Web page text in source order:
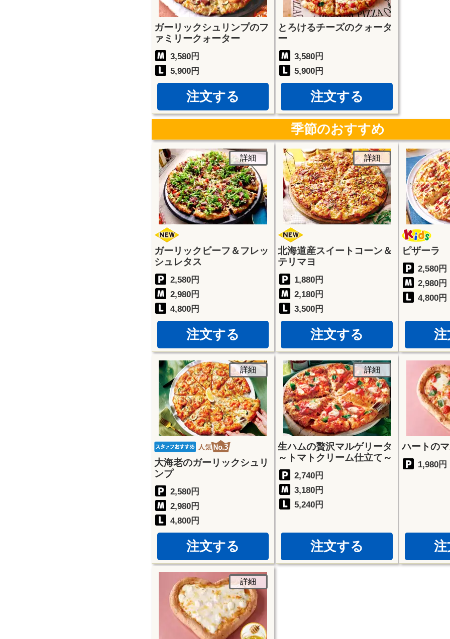
ガーリックシュリンプのフ
ァミリークォーター
3,580円
5,900円
注文する
とろけるチーズのクォータ
ー
3,580円
5,900円
注文する
季節のおすすめ
詳細
ガーリックビーフ＆フレッ
シュレタス
2,580円
2,980円
4,800円
注文する
詳細
北海道産スイートコーン＆
テリマヨ
1,880円
2,180円
3,500円
注文する
ピザーラ
2,580円
2,980円
4,800円
詳細
大海老のガーリックシュリ
ンプ
2,580円
2,980円
4,800円
注文する
詳細
生ハムの贅沢マルゲリータ
～トマトクリーム仕立て～
2,740円
3,180円
5,240円
注文する
ハートの
1,980円
詳細